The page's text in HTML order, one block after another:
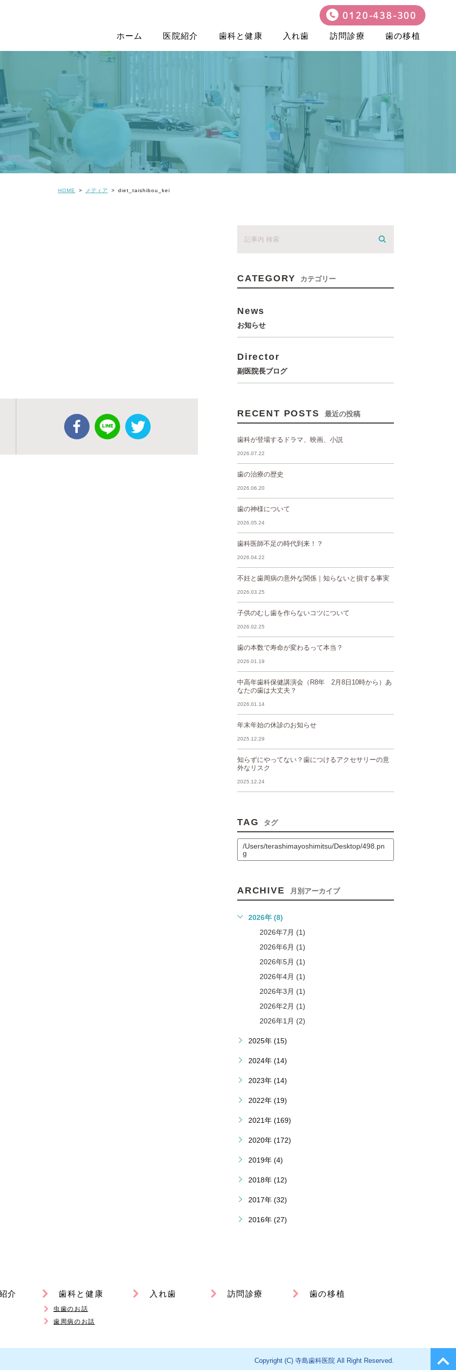
0120-438-300
ホーム 医院紹介 歯科と健康 入れ歯 訪問診療 歯の移植
HOME メディア diet_taishibou_kei
CATEGORY カテゴリー
News
お知らせ
Director
副医院長ブログ
RECENT POSTS 最近の投稿
歯科が登場するドラマ、映画、小説
2026.07.22
歯の治療の歴史
2026.06.20
歯の神様について
2026.05.24
歯科医師不足の時代到来！？
2026.04.22
不妊と歯周病の意外な関係｜知らないと損する事実
2026.03.25
子供のむし歯を作らないコツについて
2026.02.25
歯の本数で寿命が変わるって本当？
2026.01.19
中高年歯科保健講演会（R8年 2月8日10時から）あ
なたの歯は大丈夫？
2026.01.14
年末年始の休診のお知らせ
2025.12.29
知らずにやってない？歯につけるアクセサリーの意
外なリスク
2025.12.24
TAG タグ
/Users/terashimayoshimitsu/Desktop/498.pn
g
ARCHIVE 月別アーカイブ
2026年 (8)
2026年7月 (1)
2026年6月 (1)
2026年5月 (1)
2026年4月 (1)
2026年3月 (1)
2026年2月 (1)
2026年1月 (2)
2025年 (15)
2024年 (14)
2023年 (14)
2022年 (19)
2021年 (169)
2020年 (172)
2019年 (4)
2018年 (12)
2017年 (32)
2016年 (27)
介 歯科と健康
虫歯のお話
歯周病のお話
入れ歯 訪問診療 歯の移植
Copyright (C) 寺島歯科医院 All Right Reserved.